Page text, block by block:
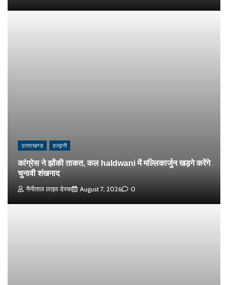
उत्तराखण्ड हल्द्वानी
कांग्रेस ने झोंकी ताकत, कल haldwani में मल्लिकार्जुन खड़गे करेंगे
चुनावी शंखनाद
नैनीताल लाइव डेस्क August 7, 2026 0